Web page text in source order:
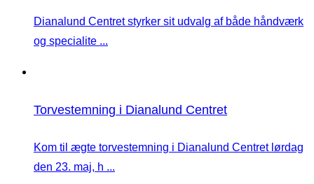
Dianalund Centret styrker sit udvalg af både håndværk
og specialite ...
Torvestemning i Dianalund Centret
Kom til ægte torvestemning i Dianalund Centret lørdag
den 23. maj, h ...